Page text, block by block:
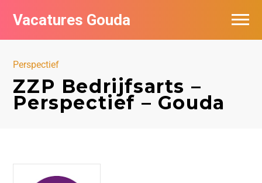
Vacatures Gouda
Perspectief
ZZP Bedrijfsarts –
Perspectief – Gouda
Vacatures per bedrijf in Gouda
De populairste vacatures in Gouda